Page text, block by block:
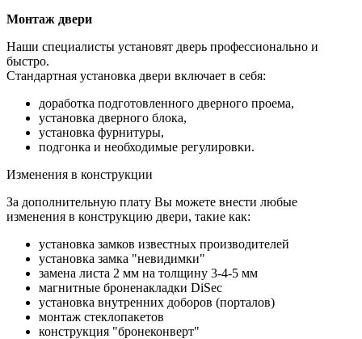
Монтаж двери
Наши специалисты установят дверь профессионально и
быстро.
Стандартная установка двери включает в себя:
доработка подготовленного дверного проема,
установка дверного блока,
установка фурнитуры,
подгонка и необходимые регулировки.
Изменения в конструкции
За дополнительную плату Вы можете внести любые
изменения в конструкцию двери, такие как:
установка замков известных производителей
установка замка "невидимки"
замена листа 2 мм на толщину 3-4-5 мм
магнитные броненакладки DiSec
установка внутренних доборов (порталов)
монтаж стеклопакетов
конструкция "бронеконверт"